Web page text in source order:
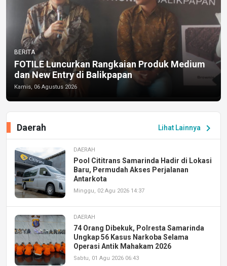
BERITA
FOTILE Luncurkan Rangkaian Produk Medium
dan New Entry di Balikpapan
Kamis, 06 Agustus 2026
Lihat Lainnya chevron_right
Daerah
DAERAH
Pool Cititrans Samarinda Hadir di Lokasi
Baru, Permudah Akses Perjalanan
Antarkota
Minggu, 02 Agu 2026 14:37
DAERAH
74 Orang Dibekuk, Polresta Samarinda
Ungkap 56 Kasus Narkoba Selama
Operasi Antik Mahakam 2026
Sabtu, 01 Agu 2026 06:43